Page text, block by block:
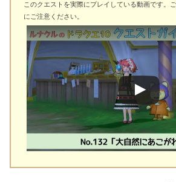
このクエストを実際にプレイしている動画です。
にご注意ください。